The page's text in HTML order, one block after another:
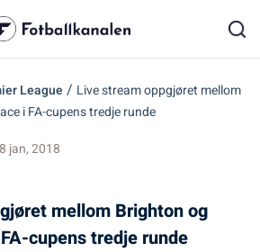
League / Live stream oppgjøret mellom
i FA-cupens tredje runde
jan, 2018
mellom Brighton og
cupens tredje runde